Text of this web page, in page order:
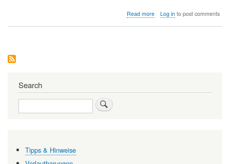
Read moreabout
Selbstmord
Log into post comments
Search
Search
Tipps & Hinweise